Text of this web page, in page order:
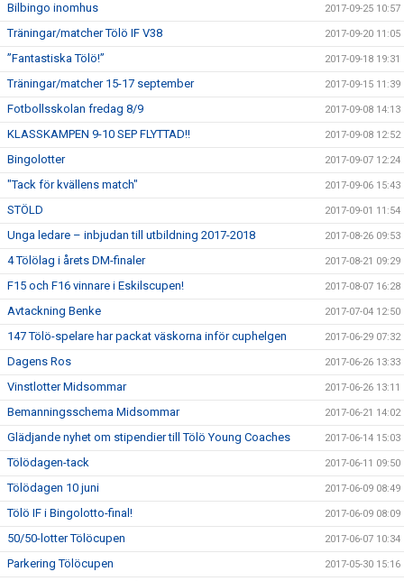
Bilbingo inomhus 2017-09-25 10:57
Träningar/matcher Tölö IF V38 2017-09-20 11:05
”Fantastiska Tölö!” 2017-09-18 19:31
Träningar/matcher 15-17 september 2017-09-15 11:39
Fotbollsskolan fredag 8/9 2017-09-08 14:13
KLASSKAMPEN 9-10 SEP FLYTTAD!! 2017-09-08 12:52
Bingolotter 2017-09-07 12:24
"Tack för kvällens match" 2017-09-06 15:43
STÖLD 2017-09-01 11:54
Unga ledare – inbjudan till utbildning 2017-2018 2017-08-26 09:53
4 Tölölag i årets DM-finaler 2017-08-21 09:29
F15 och F16 vinnare i Eskilscupen! 2017-08-07 16:28
Avtackning Benke 2017-07-04 12:50
147 Tölö-spelare har packat väskorna inför cuphelgen 2017-06-29 07:32
Dagens Ros 2017-06-26 13:33
Vinstlotter Midsommar 2017-06-26 13:11
Bemanningsschema Midsommar 2017-06-21 14:02
Glädjande nyhet om stipendier till Tölö Young Coaches 2017-06-14 15:03
Tölödagen-tack 2017-06-11 09:50
Tölödagen 10 juni 2017-06-09 08:49
Tölö IF i Bingolotto-final! 2017-06-09 08:09
50/50-lotter Tölöcupen 2017-06-07 10:34
Parkering Tölöcupen 2017-05-30 15:16